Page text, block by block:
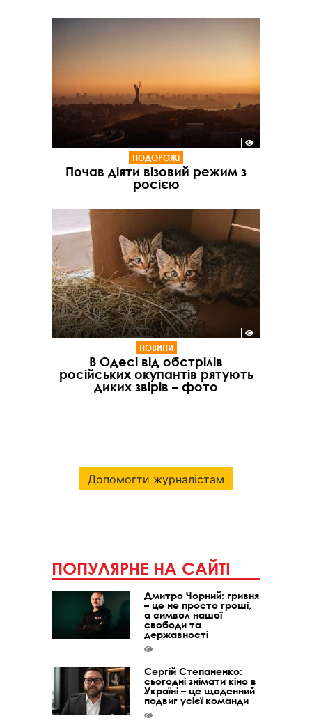
ПОДОРОЖІ
Почав діяти візовий режим з
росією
НОВИНИ
В Одесі від обстрілів
російських окупантів рятують
диких звірів – фото
Допомогти журналістам
ПОПУЛЯРНЕ НА САЙТІ
Дмитро Чорний: гривня
– це не просто гроші,
а символ нашої
свободи та
державності
Сергій Степаненко:
сьогодні знімати кіно в
Україні – це щоденний
подвиг усієї команди